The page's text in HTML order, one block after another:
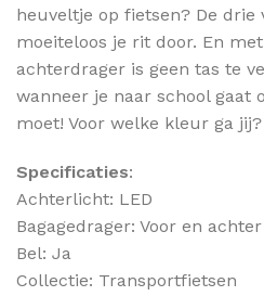
heuveltje op fietsen? De drie
moeiteloos je rit door. En
achterdrager is geen tas te
wanneer je naar school gaat
moet! Voor welke kleur ga jij?
Specificaties:
Achterlicht: LED
Bagagedrager: Voor en achter
Bel: Ja
Collectie: Transportfietsen